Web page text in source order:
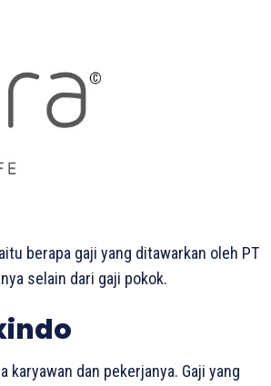
berapa gaji yang ditawarkan oleh PT
selain dari gaji pokok.
dan pekerjanya. Gaji yang